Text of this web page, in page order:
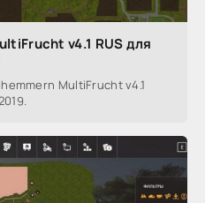
v4.1 RUS для
MultiFrucht v4.1